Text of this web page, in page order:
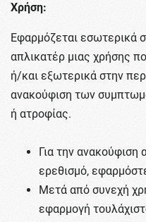
Χρήση:
Εφαρμόζεται εσωτερικά
απλικατέρ μιας χρήσης
ή/και εξωτερικά στην
ανακούφιση των
ή ατροφίας.
Για την ανακούφιση
ερεθισμό,
Μετά από συνεχή
εφαρμογή